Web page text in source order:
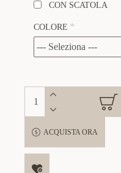
CON SCATOLA
COLORE
ACQUISTA ORA